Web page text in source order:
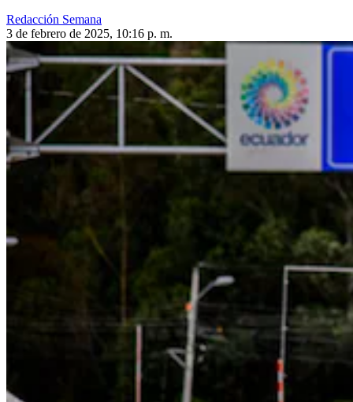
Redacción Semana
3 de febrero de 2025, 10:16 p. m.